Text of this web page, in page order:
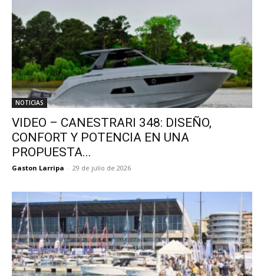
NOTICIAS
VIDEO – CANESTRARI 348: DISEÑO,
CONFORT Y POTENCIA EN UNA
PROPUESTA...
Gaston Larripa - 29 de julio de 2026